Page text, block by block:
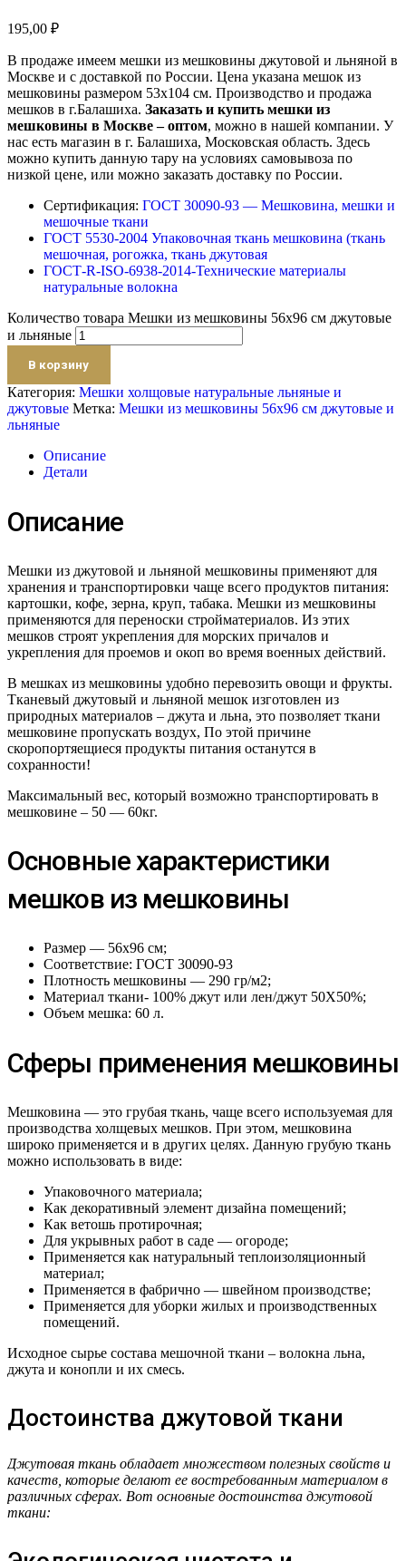
195,00 ₽
В продаже имеем мешки из мешковины джутовой и льняной в
Москве и с доставкой по России. Цена указана мешок из
мешковины размером 53х104 см. Производство и продажа
мешков в г.Балашиха. Заказать и купить мешки из
мешковины в Москве – оптом, можно в нашей компании. У
нас есть магазин в г. Балашиха, Московская область. Здесь
можно купить данную тару на условиях самовывоза по
низкой цене, или можно заказать доставку по России.
Сертификация: ГОСТ 30090-93 — Мешковина, мешки и
мешочные ткани
ГОСТ 5530-2004 Упаковочная ткань мешковина (ткань
мешочная, рогожка, ткань джутовая
ГОСТ-R-ISO-6938-2014-Технические материалы
натуральные волокна
Количество товара Мешки из мешковины 56х96 см джутовые
и льняные
В корзину
Категория: Мешки холщовые натуральные льняные и
джутовые Метка: Мешки из мешковины 56х96 см джутовые и
льняные
Описание
Детали
Описание
Мешки из джутовой и льняной мешковины применяют для
хранения и транспортировки чаще всего продуктов питания:
картошки, кофе, зерна, круп, табака. Мешки из мешковины
применяются для переноски стройматериалов. Из этих
мешков строят укрепления для морских причалов и
укрепления для проемов и окоп во время военных действий.
В мешках из мешковины удобно перевозить овощи и фрукты.
Тканевый джутовый и льняной мешок изготовлен из
природных материалов – джута и льна, это позволяет ткани
мешковине пропускать воздух, По этой причине
скоропортяещиеся продукты питания останутся в
сохранности!
Максимальный вес, который возможно транспортировать в
мешковине – 50 — 60кг.
Основные характеристики
мешков из мешковины
Размер — 56х96 см;
Соответствие: ГОСТ 30090-93
Плотность мешковины — 290 гр/м2;
Материал ткани- 100% джут или лен/джут 50Х50%;
Объем мешка: 60 л.
Сферы применения мешковины
Мешковина — это грубая ткань, чаще всего используемая для
производства холщевых мешков. При этом, мешковина
широко применяется и в других целях. Данную грубую ткань
можно использовать в виде:
Упаковочного материала;
Как декоративный элемент дизайна помещений;
Как ветошь протирочная;
Для укрывных работ в саде — огороде;
Применяется как натуральный теплоизоляционный
материал;
Применяется в фабрично — швейном производстве;
Применяется для уборки жилых и производственных
помещений.
Исходное сырье состава мешочной ткани – волокна льна,
джута и конопли и их смесь.
Достоинства джутовой ткани
Джутовая ткань обладает множеством полезных свойств и
качеств, которые делают ее востребованным материалом в
различных сферах. Вот основные достоинства джутовой
ткани: